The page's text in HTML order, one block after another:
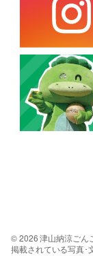
© 2026 津山納涼ごん
掲載されている写真･